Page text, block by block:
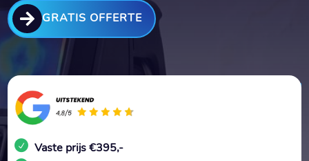
 GRATIS OFFERTE
Vaste prijs €395,-